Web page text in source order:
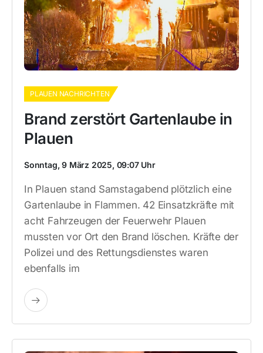
PLAUEN NACHRICHTEN
Brand zerstört Gartenlaube in
Plauen
Sonntag, 9 März 2025, 09:07 Uhr
In Plauen stand Samstagabend plötzlich eine
Gartenlaube in Flammen. 42 Einsatzkräfte mit
acht Fahrzeugen der Feuerwehr Plauen
mussten vor Ort den Brand löschen. Kräfte der
Polizei und des Rettungsdienstes waren
ebenfalls im